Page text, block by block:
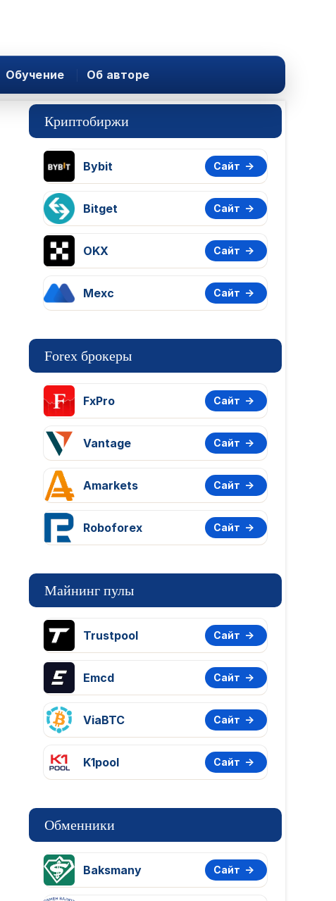
Обучение Об авторе
Криптобиржи
Bybit Сайт
Bitget Сайт
OKX Сайт
Mexc Сайт
Forex брокеры
FxPro Сайт
Vantage Сайт
Amarkets Сайт
Roboforex Сайт
Майнинг пулы
Trustpool Сайт
Emcd Сайт
ViaBTC Сайт
K1pool Сайт
Обменники
Baksmany Сайт